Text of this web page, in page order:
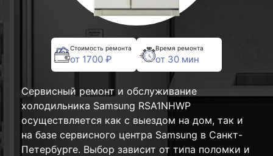
Стоимость ремонта
от 1700 ₽
Время ремонта
от 30 мин
Сервисный ремонт и обслуживание
холодильника Samsung RSA1NHWP
осуществляется как с выездом на дом, так и
на базе сервисного центра Samsung в Санкт-
Петербурге. Выбор зависит от типа поломки и